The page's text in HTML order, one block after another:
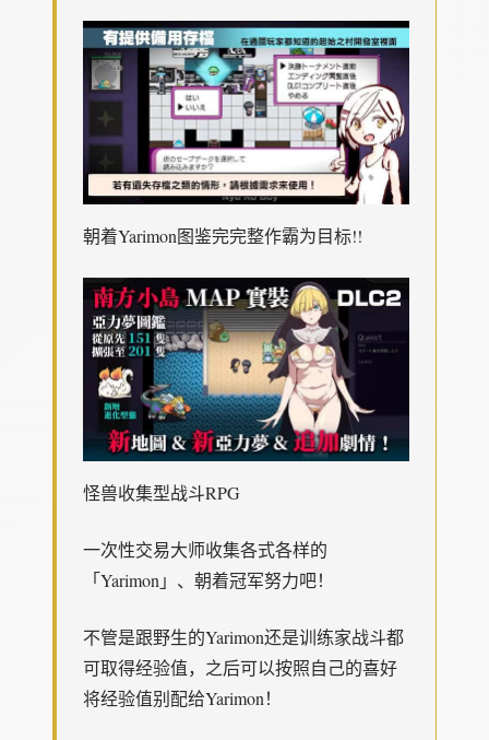
朝着Yarimon图鉴完完整作霸为目标!!
怪兽收集型战斗RPG
一次性交易大师收集各式各样的
「Yarimon」、朝着冠军努力吧！
不管是跟野生的Yarimon还是训练家战斗都
可取得经验值，之后可以按照自己的喜好
将经验值别配给Yarimon！